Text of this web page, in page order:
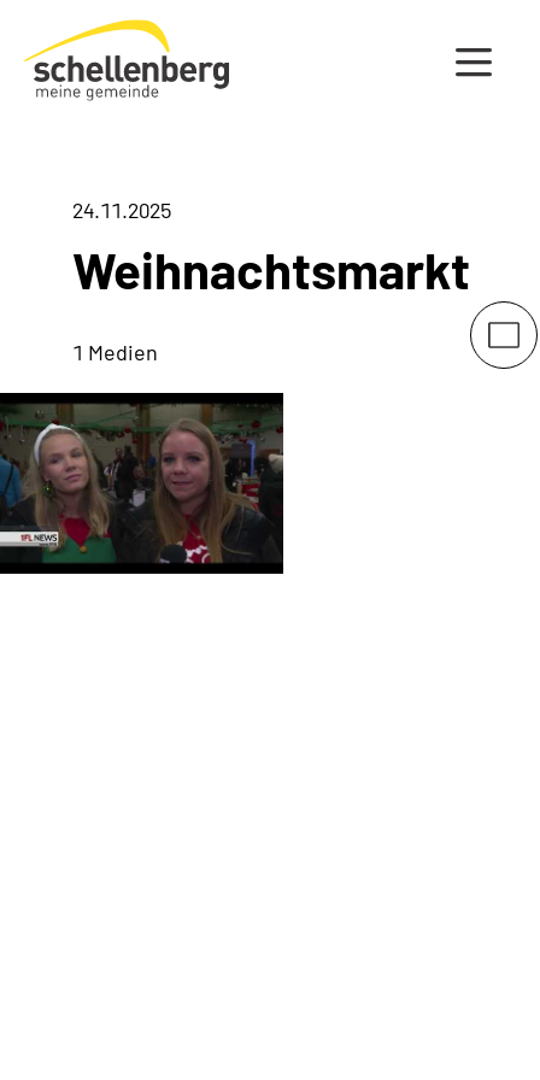
Gemeinde Schellenberg Startseite
24.11.2025
Weihnachtsmarkt
1 Medien